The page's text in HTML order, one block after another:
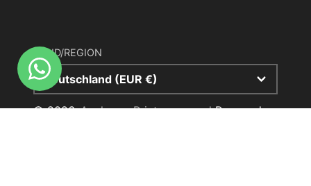
LAND/REGION
Deutschland (EUR €)
© 2026,Aachener PrintenversandPowered